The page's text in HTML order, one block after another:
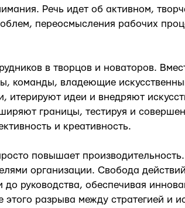
Речь идет об активном,
переосмысления рабочих
в творцов и новаторов.
команды, владеющие
итерируют идеи и внедряют
границы, тестируя и
и креативность.
повышает
организации. Свобода
руководства, обеспечивая
разрыва между стратегией и